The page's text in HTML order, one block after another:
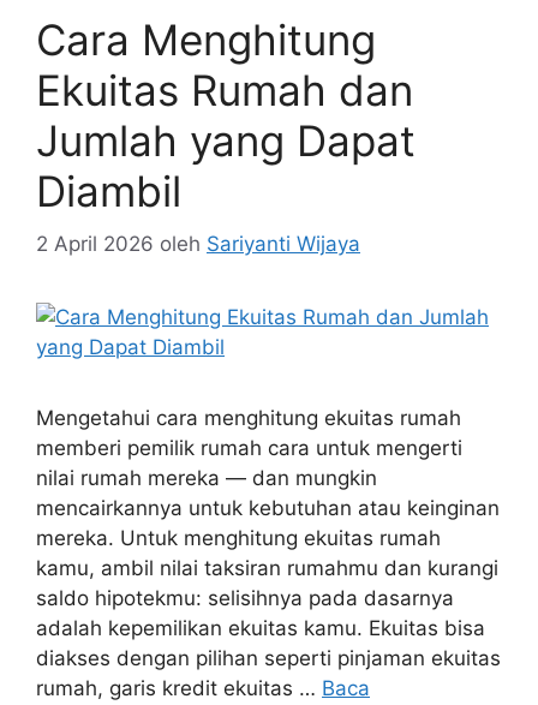
Cara Menghitung
Ekuitas Rumah dan
Jumlah yang Dapat
Diambil
2 April 2026 oleh Sariyanti Wijaya
Mengetahui cara menghitung ekuitas rumah
memberi pemilik rumah cara untuk mengerti
nilai rumah mereka — dan mungkin
mencairkannya untuk kebutuhan atau keinginan
mereka. Untuk menghitung ekuitas rumah
kamu, ambil nilai taksiran rumahmu dan kurangi
saldo hipotekmu: selisihnya pada dasarnya
adalah kepemilikan ekuitas kamu. Ekuitas bisa
diakses dengan pilihan seperti pinjaman ekuitas
rumah, garis kredit ekuitas … Baca